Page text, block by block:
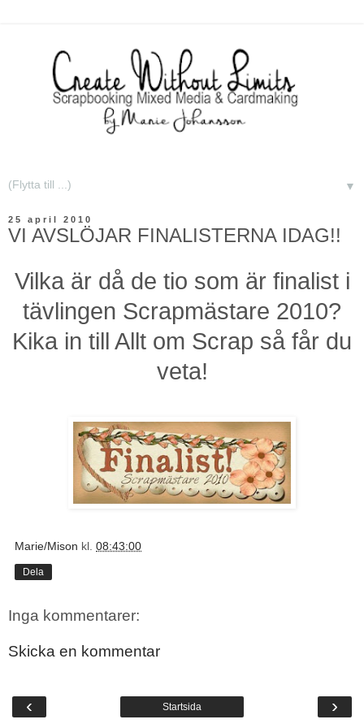
▼
25 april 2010
VI AVSLÖJAR FINALISTERNA IDAG!!
Vilka är då de tio som är finalist i
tävlingen Scrapmästare 2010?
Kika in till Allt om Scrap så får du
veta!
Marie/Mison kl. 08:43:00
Dela
Inga kommentarer:
Skicka en kommentar
‹ ›
Startsida